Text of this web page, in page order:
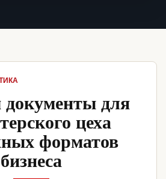
документы для
цеха
форматов
бизнеса